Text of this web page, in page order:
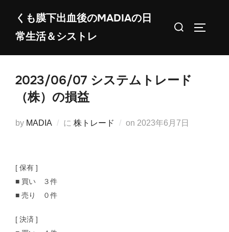
くも膜下出血後のMADIAの日
常生活＆シストレ
検
2023/06/07 システムトレード
（株）の損益
by MADIA に 株トレード on 投
2023年6月7日
[ 保有 ]
■ 買い ３件
■ 売り ０件
[ 決済 ]